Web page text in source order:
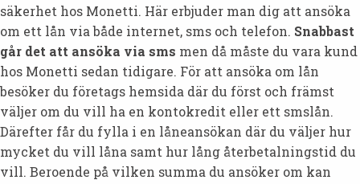
säkerhet hos Monetti. Här erbjuder man dig att ansöka
om ett lån via både internet, sms och telefon. Snabbast
går det att ansöka via sms men då måste du vara kund
hos Monetti sedan tidigare. För att ansöka om lån
besöker du företags hemsida där du först och främst
väljer om du vill ha en kontokredit eller ett smslån.
Därefter får du fylla i en låneansökan där du väljer hur
mycket du vill låna samt hur lång återbetalningstid du
vill. Beroende på vilken summa du ansöker om kan